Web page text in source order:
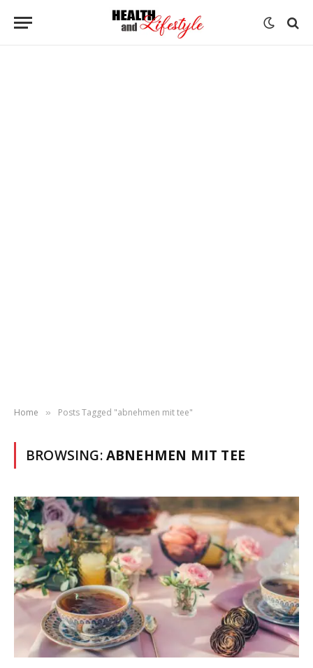
Home » Posts Tagged "abnehmen mit tee"
BROWSING:ABNEHMEN MIT TEE